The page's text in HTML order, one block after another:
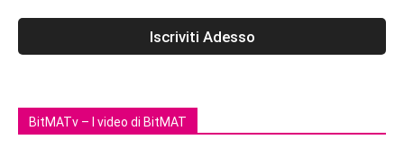
BitMATv – I video di BitMAT